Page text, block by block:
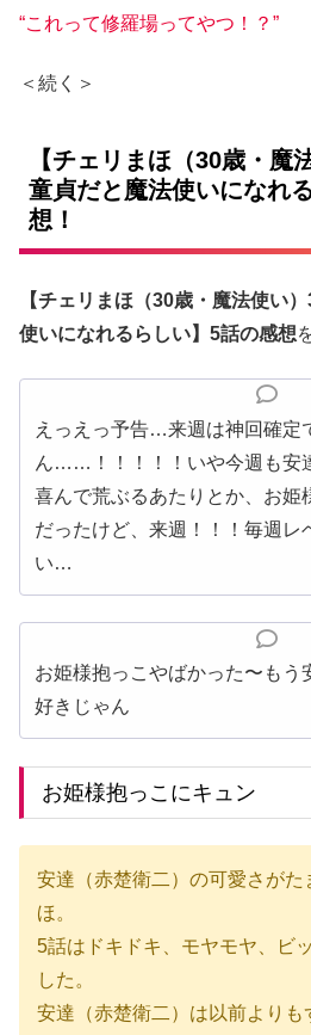
“これって修羅場ってやつ！？”
＜続く＞
【チェリまほ（30歳・魔
童貞だと魔法使いになれ
想！
【チェリまほ（30歳・魔法使い
使いになれるらしい】5話の感想
えっえっ予告…来週は神回確定
ん……！！！！！いや今週も安
喜んで荒ぶるあたりとか、お姫
だったけど、来週！！！毎週レ
い…
お姫様抱っこやばかった〜もう
好きじゃん
お姫様抱っこにキュン
安達（赤楚衛二）の可愛さがた
ほ。
5話はドキドキ、モヤモヤ、ビ
した。
安達（赤楚衛二）は以前よりも